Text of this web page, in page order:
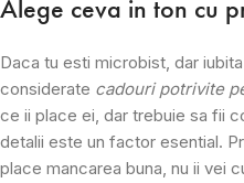
Alege ceva in ton cu
Daca tu esti microbist, dar
considerate cadouri potrivite
ce ii place ei, dar trebuie sa fii
detalii este un factor esential.
place mancarea buna, nu ii vei